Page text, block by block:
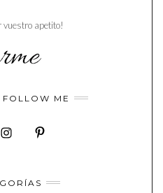
vuestro apetito!
ME